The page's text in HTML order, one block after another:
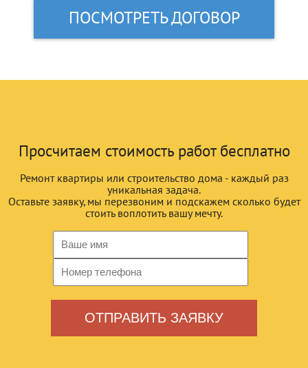
ПОСМОТРЕТЬ ДОГОВОР
Просчитаем стоимость работ бесплатно
Ремонт квартиры или строительство дома - каждый раз
уникальная задача.
Оставьте заявку, мы перезвоним и подскажем сколько будет
стоить воплотить вашу мечту.